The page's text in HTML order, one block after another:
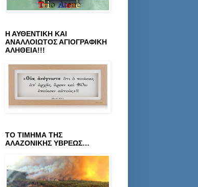
Η ΑΥΘΕΝΤΙΚΗ ΚΑΙ
ΑΝΑΛΛΟΙΩΤΟΣ ΑΓΙΟΓΡΑΦΙΚΗ
ΑΛΗΘΕΙΑ!!!
ΤΟ ΤΙΜΗΜΑ ΤΗΣ
ΑΛΑΖΟΝΙΚΗΣ ΥΒΡΕΩΣ…